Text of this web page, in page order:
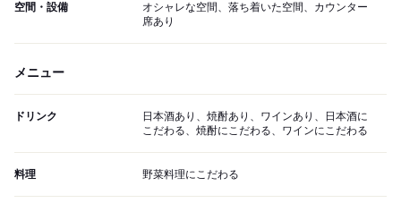
空間・設備
オシャレな空間、落ち着いた空間、カウンター
席あり
メニュー
ドリンク
日本酒あり、焼酎あり、ワインあり、日本酒に
こだわる、焼酎にこだわる、ワインにこだわる
料理 野菜料理にこだわる